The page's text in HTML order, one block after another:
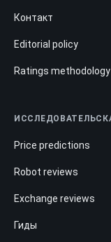
Контакт
Editorial policy
Ratings methodology
Price predictions
Robot reviews
Exchange reviews
Гиды